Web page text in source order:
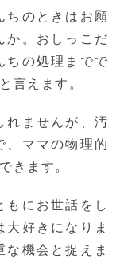
ちのときはお願
。おしっこだ
ちの処理までで
言えます。
れませんが、汚
、ママの物理的
きます。
もにお世話をし
好きになりま
機会と捉えま